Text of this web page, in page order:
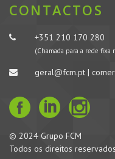
CONTACTOS
+351 210 170 280
(Chamada para a rede fixa
geral@fcm.pt |
© 2024 Grupo FCM
Todos os direitos